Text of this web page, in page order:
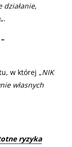
działanie,
„.
w której „NIK
własnych
ryzyka